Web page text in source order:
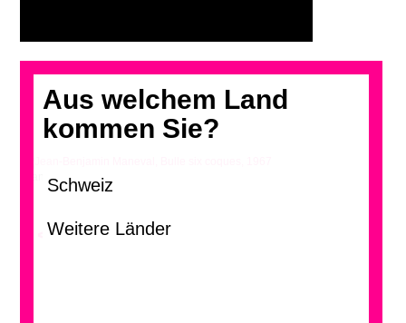
Aus welchem Land
kommen Sie?
Jean-Benjamin Maneval, Bulle six coques, 1967
<